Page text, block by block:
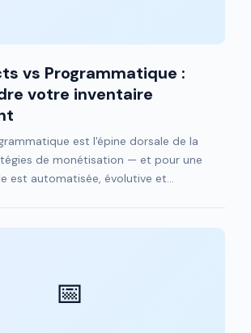
vs Programmatique :
votre inventaire
est l'épine dorsale de la
de monétisation — et pour une
est automatisée, évolutive et...
📅